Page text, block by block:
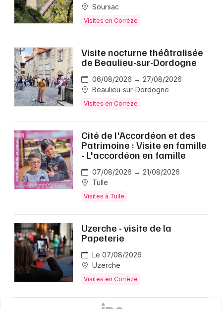
Soursac
Visites en Corrèze
Visite nocturne théâtralisée
de Beaulieu-sur-Dordogne
06/08/2026 → 27/08/2026
Beaulieu-sur-Dordogne
Visites en Corrèze
Cité de l'Accordéon et des
Patrimoine : Visite en famille
- L'accordéon en famille
07/08/2026 → 21/08/2026
Tulle
Visites à Tulle
Uzerche - visite de la
Papeterie
Le 07/08/2026
Uzerche
Visites en Corrèze